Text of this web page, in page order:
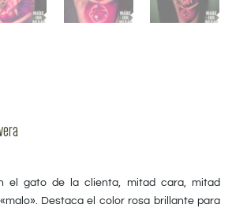
el gato de la clienta, mitad cara, mitad
Destaca el color rosa brillante para